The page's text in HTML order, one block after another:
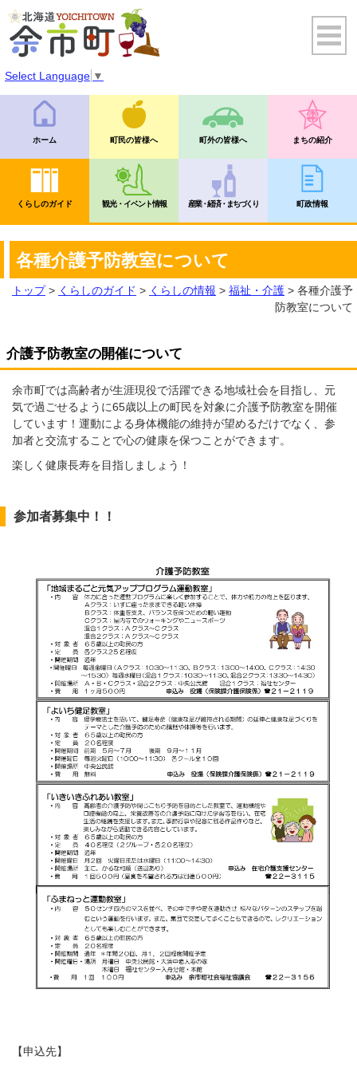
Select Language ▼
ホーム 町民の皆様へ 町外の皆様へ まちの紹介
くらしのガイド 観光・イベント情報 産業・経済・まちづくり 町政情報
各種介護予防教室について
トップ> くらしのガイド > くらしの情報 > 福祉・介護 > 各種介護予
防教室について
介護予防教室の開催について
余市町では高齢者が生涯現役で活躍できる地域社会を目指し、元
気で過ごせるように65歳以上の町民を対象に介護予防教室を開催
しています！運動による身体機能の維持が望めるだけでなく、参
加者と交流することで心の健康を保つことができます。
楽しく健康長寿を目指しましょう！
参加者募集中！！
【申込先】